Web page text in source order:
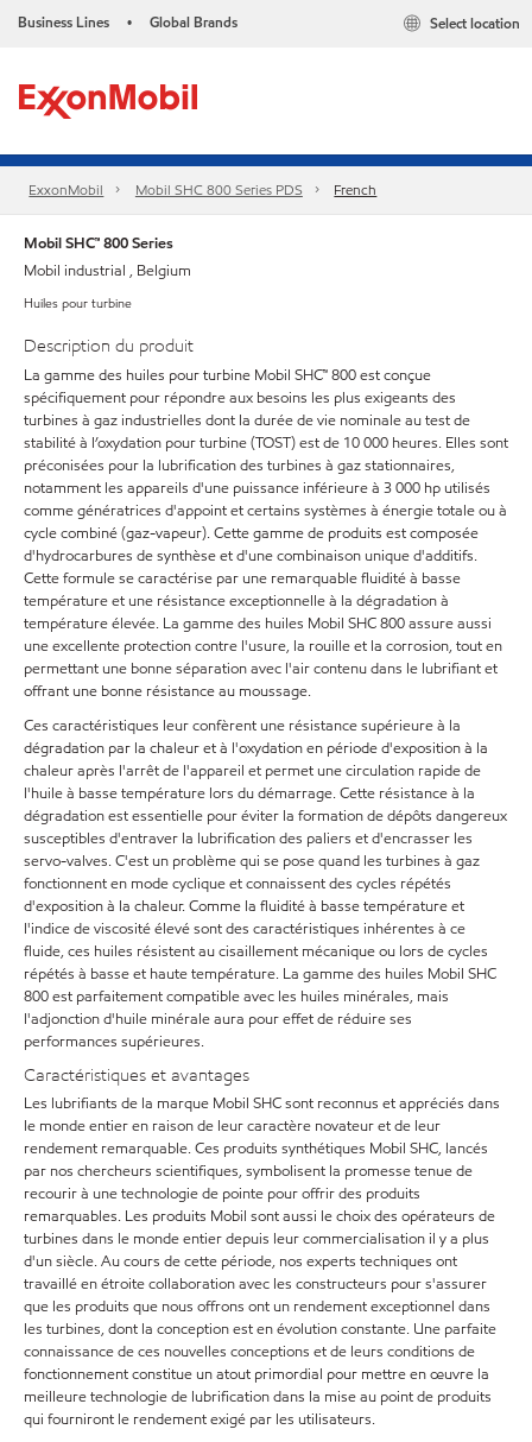
Business Lines • Global Brands Select location
ExxonMobil Mobil SHC 800 Series PDS French
Mobil SHC™ 800 Series
Mobil industrial , Belgium
Huiles pour turbine
Description du produit
La gamme des huiles pour turbine Mobil SHC™ 800 est conçue
spécifiquement pour répondre aux besoins les plus exigeants des
turbines à gaz industrielles dont la durée de vie nominale au test de
stabilité à l’oxydation pour turbine (TOST) est de 10 000 heures. Elles sont
préconisées pour la lubrification des turbines à gaz stationnaires,
notamment les appareils d'une puissance inférieure à 3 000 hp utilisés
comme génératrices d'appoint et certains systèmes à énergie totale ou à
cycle combiné (gaz-vapeur). Cette gamme de produits est composée
d'hydrocarbures de synthèse et d'une combinaison unique d'additifs.
Cette formule se caractérise par une remarquable fluidité à basse
température et une résistance exceptionnelle à la dégradation à
température élevée. La gamme des huiles Mobil SHC 800 assure aussi
une excellente protection contre l'usure, la rouille et la corrosion, tout en
permettant une bonne séparation avec l'air contenu dans le lubrifiant et
offrant une bonne résistance au moussage.
Ces caractéristiques leur confèrent une résistance supérieure à la
dégradation par la chaleur et à l'oxydation en période d'exposition à la
chaleur après l'arrêt de l'appareil et permet une circulation rapide de
l'huile à basse température lors du démarrage. Cette résistance à la
dégradation est essentielle pour éviter la formation de dépôts dangereux
susceptibles d'entraver la lubrification des paliers et d'encrasser les
servo-valves. C'est un problème qui se pose quand les turbines à gaz
fonctionnent en mode cyclique et connaissent des cycles répétés
d'exposition à la chaleur. Comme la fluidité à basse température et
l'indice de viscosité élevé sont des caractéristiques inhérentes à ce
fluide, ces huiles résistent au cisaillement mécanique ou lors de cycles
répétés à basse et haute température. La gamme des huiles Mobil SHC
800 est parfaitement compatible avec les huiles minérales, mais
l'adjonction d'huile minérale aura pour effet de réduire ses
performances supérieures.
Caractéristiques et avantages
Les lubrifiants de la marque Mobil SHC sont reconnus et appréciés dans
le monde entier en raison de leur caractère novateur et de leur
rendement remarquable. Ces produits synthétiques Mobil SHC, lancés
par nos chercheurs scientifiques, symbolisent la promesse tenue de
recourir à une technologie de pointe pour offrir des produits
remarquables. Les produits Mobil sont aussi le choix des opérateurs de
turbines dans le monde entier depuis leur commercialisation il y a plus
d'un siècle. Au cours de cette période, nos experts techniques ont
travaillé en étroite collaboration avec les constructeurs pour s'assurer
que les produits que nous offrons ont un rendement exceptionnel dans
les turbines, dont la conception est en évolution constante. Une parfaite
connaissance de ces nouvelles conceptions et de leurs conditions de
fonctionnement constitue un atout primordial pour mettre en œuvre la
meilleure technologie de lubrification dans la mise au point de produits
qui fourniront le rendement exigé par les utilisateurs.